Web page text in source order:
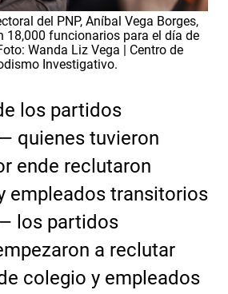
del PNP, Aníbal Vega Borges,
18,000 funcionarios para el día de
Wanda Liz Vega | Centro de
Investigativo.
los partidos
quienes tuvieron
ende reclutaron
empleados transitorios
los partidos
a reclutar
colegio y empleados